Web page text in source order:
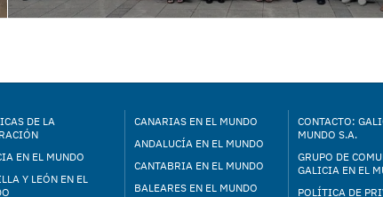
DE LA
EN EL MUNDO
Y LEÓN EN EL
CANARIAS EN EL MUNDO
ANDALUCÍA EN EL MUNDO
CANTABRIA EN EL MUNDO
BALEARES EN EL MUNDO
CONTACTO:
MUNDO S.A.
GRUPO DE
GALICIA EN EL
POLÍTICA DE